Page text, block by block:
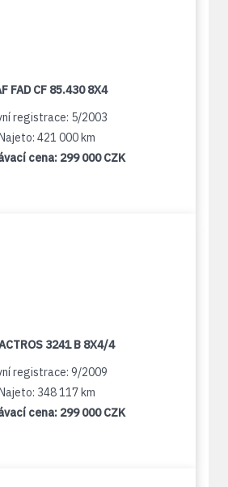
FAD CF 85.430 8X4
registrace: 5/2003
421 000 km
cena: 299 000 CZK
3241 B 8X4/4
registrace: 9/2009
348 117 km
cena: 299 000 CZK